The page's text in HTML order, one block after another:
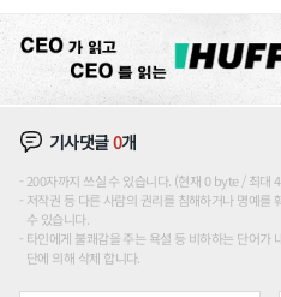
기사댓글0개
200자까지 쓰실 수 있습니다. (현재 0 byte / 최대
저작권 등 다른 사람의 권리를 침해하거나 명예를
수 있습니다.
타인에게 불쾌감을 주는 욕설 등 비하하는 단어가
단에 의해 삭제 합니다.